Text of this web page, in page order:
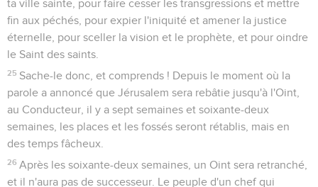
ta ville sainte, pour faire cesser les transgressions et mettre
fin aux péchés, pour expier l'iniquité et amener la justice
éternelle, pour sceller la vision et le prophète, et pour oindre
le Saint des saints.
25 Sache-le donc, et comprends ! Depuis le moment où la
parole a annoncé que Jérusalem sera rebâtie jusqu'à l'Oint,
au Conducteur, il y a sept semaines et soixante-deux
semaines, les places et les fossés seront rétablis, mais en
des temps fâcheux.
26 Après les soixante-deux semaines, un Oint sera retranché,
et il n'aura pas de successeur. Le peuple d'un chef qui